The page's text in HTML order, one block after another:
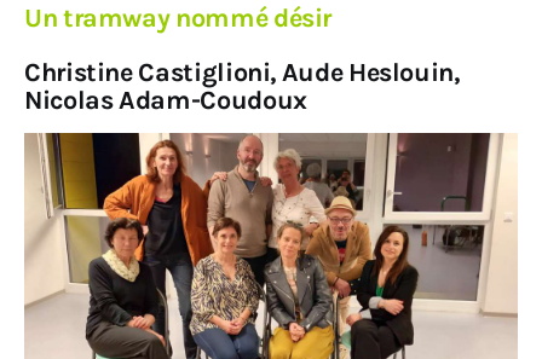
Un tramway nommé désir
Christine Castiglioni, Aude Heslouin,
Nicolas Adam-Coudoux